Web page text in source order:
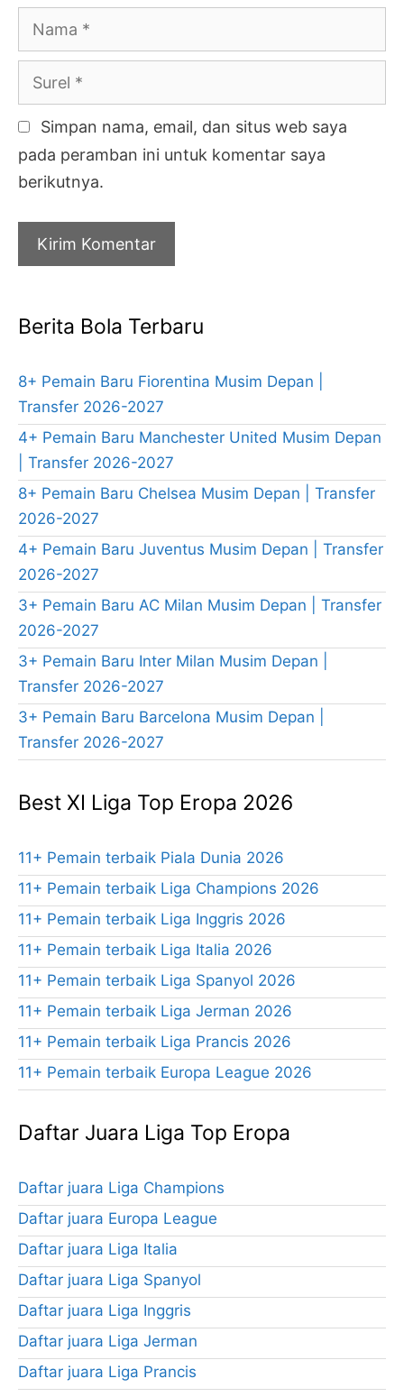
Nama
Surel
Simpan nama, email, dan situs web saya
pada peramban ini untuk komentar saya
berikutnya.
Berita Bola Terbaru
8+ Pemain Baru Fiorentina Musim Depan |
Transfer 2026-2027
4+ Pemain Baru Manchester United Musim Depan
| Transfer 2026-2027
8+ Pemain Baru Chelsea Musim Depan | Transfer
2026-2027
4+ Pemain Baru Juventus Musim Depan | Transfer
2026-2027
3+ Pemain Baru AC Milan Musim Depan | Transfer
2026-2027
3+ Pemain Baru Inter Milan Musim Depan |
Transfer 2026-2027
3+ Pemain Baru Barcelona Musim Depan |
Transfer 2026-2027
Best XI Liga Top Eropa 2026
11+ Pemain terbaik Piala Dunia 2026
11+ Pemain terbaik Liga Champions 2026
11+ Pemain terbaik Liga Inggris 2026
11+ Pemain terbaik Liga Italia 2026
11+ Pemain terbaik Liga Spanyol 2026
11+ Pemain terbaik Liga Jerman 2026
11+ Pemain terbaik Liga Prancis 2026
11+ Pemain terbaik Europa League 2026
Daftar Juara Liga Top Eropa
Daftar juara Liga Champions
Daftar juara Europa League
Daftar juara Liga Italia
Daftar juara Liga Spanyol
Daftar juara Liga Inggris
Daftar juara Liga Jerman
Daftar juara Liga Prancis